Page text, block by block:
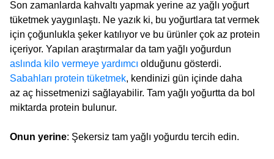
Son zamanlarda kahvaltı yapmak yerine az yağlı yoğurt
tüketmek yaygınlaştı. Ne yazık ki, bu yoğurtlara tat vermek
için çoğunlukla şeker katılıyor ve bu ürünler çok az protein
içeriyor. Yapılan araştırmalar da tam yağlı yoğurdun
aslında kilo vermeye yardımcı olduğunu gösterdi.
Sabahları protein tüketmek, kendinizi gün içinde daha
az aç hissetmenizi sağlayabilir. Tam yağlı yoğurtta da bol
miktarda protein bulunur.
Onun yerine: Şekersiz tam yağlı yoğurdu tercih edin.